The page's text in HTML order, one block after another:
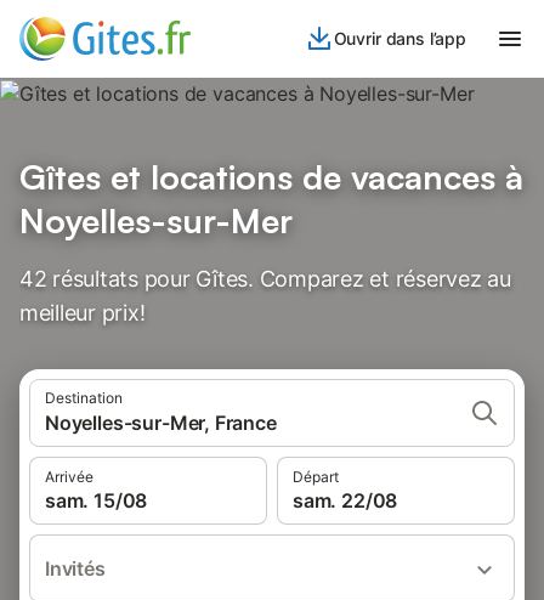
Ouvrir dans l’app
Gîtes et locations de vacances à
Noyelles-sur-Mer
42 résultats pour Gîtes. Comparez et réservez au
meilleur prix!
Destination
Noyelles-sur-Mer, France
Arrivée
sam. 15/08
Départ
sam. 22/08
Invités